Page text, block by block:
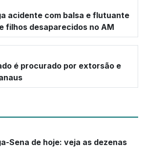
acidente com balsa e flutuante
filhos desaparecidos no AM
é procurado por extorsão e
Sena de hoje: veja as dezenas